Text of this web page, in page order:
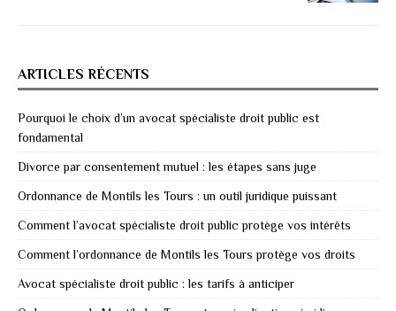
ARTICLES RÉCENTS
Pourquoi le choix d’un avocat spécialiste droit public est
fondamental
Divorce par consentement mutuel : les étapes sans juge
Ordonnance de Montils les Tours : un outil juridique puissant
Comment l’avocat spécialiste droit public protège vos intérêts
Comment l’ordonnance de Montils les Tours protège vos droits
Avocat spécialiste droit public : les tarifs à anticiper